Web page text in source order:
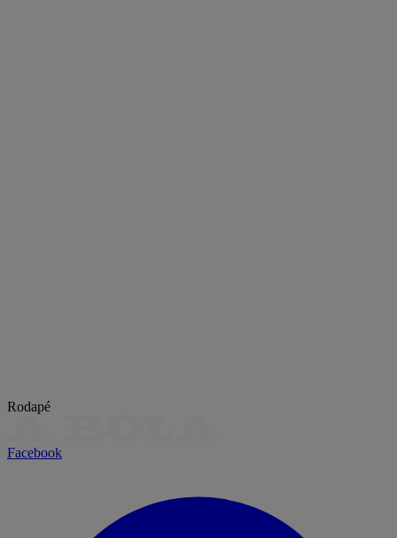
Rodapé
Facebook